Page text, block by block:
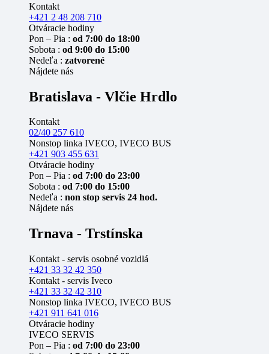
Kontakt
+421 2 48 208 710
Otváracie hodiny
Pon – Pia : od 7:00 do 18:00
Sobota : od 9:00 do 15:00
Nedeľa : zatvorené
Nájdete nás
Bratislava - Vlčie Hrdlo
Kontakt
02/40 257 610
Nonstop linka IVECO, IVECO BUS
+421 903 455 631
Otváracie hodiny
Pon – Pia : od 7:00 do 23:00
Sobota : od 7:00 do 15:00
Nedeľa : non stop servis 24 hod.
Nájdete nás
Trnava - Trstínska
Kontakt - servis osobné vozidlá
+421 33 32 42 350
Kontakt - servis Iveco
+421 33 32 42 310
Nonstop linka IVECO, IVECO BUS
+421 911 641 016
Otváracie hodiny
IVECO SERVIS
Pon – Pia : od 7:00 do 23:00